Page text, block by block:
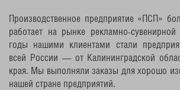
Производственное предприятие «ПСП»
работает на рынке рекламно-
годы нашими клиентами стали
всей России — от Калининградской
края. Мы выполняли заказы для хорошо
нашей стране предприятий.